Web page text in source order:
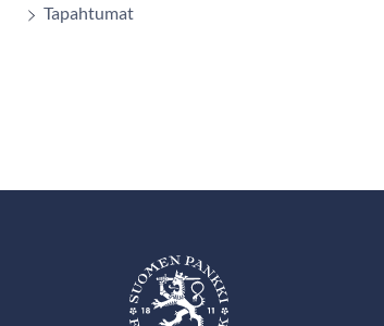
Tapahtumat